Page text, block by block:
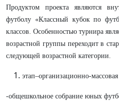
Продуктом проекта являются
футболу «Классный кубок по
классов. Особенностью турнира
возрастной группы переходит в
следующей возрастной категории.
этап–организационно-массовая
-общешкольное собрание юных